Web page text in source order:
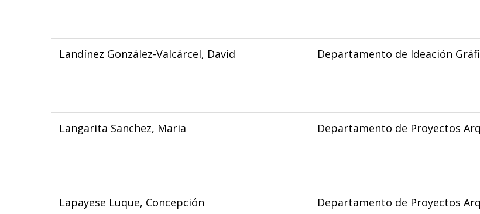
Landínez González-Valcárcel, David Departamento de Ideación
Langarita Sanchez, Maria Departamento de Proyectos
Lapayese Luque, Concepción Departamento de Proyectos